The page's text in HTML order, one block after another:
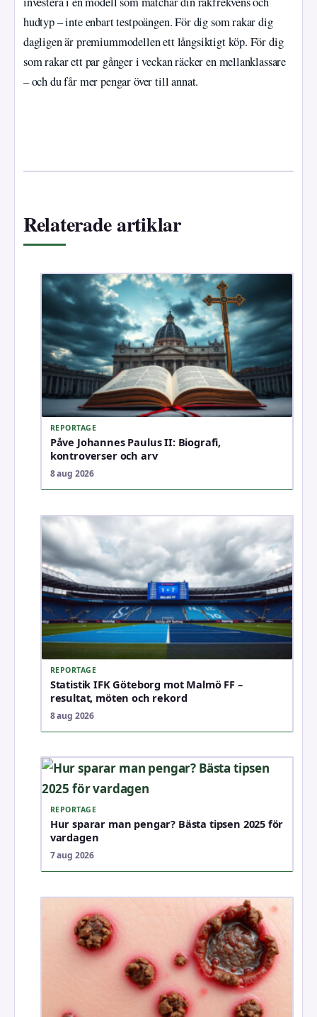
hudtyp – inte enbart testpoängen. För dig som rakar dig
dagligen är premiummodellen ett långsiktigt köp. För dig
som rakar ett par gånger i veckan räcker en mellanklassare
– och du får mer pengar över till annat.
Relaterade artiklar
REPORTAGE
Påve Johannes Paulus II: Biografi,
kontroverser och arv
8 aug 2026
REPORTAGE
Statistik IFK Göteborg mot Malmö FF –
resultat, möten och rekord
8 aug 2026
REPORTAGE
Hur sparar man pengar? Bästa tipsen 2025 för
vardagen
7 aug 2026